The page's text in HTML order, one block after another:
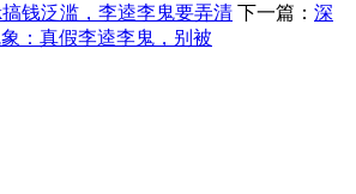
搞钱泛滥，李逵李鬼要弄清 下一篇： 深
：真假李逵李鬼，别被